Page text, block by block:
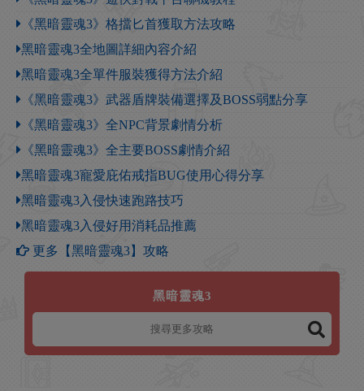
《黑暗靈魂3》格擋匕首獲取方法攻略
黑暗靈魂3全地圖詳細內容介紹
黑暗靈魂3全單件服裝獲得方法介紹
《黑暗靈魂3》武器盾牌裝備選擇及BOSS弱點分享
《黑暗靈魂3》全NPC背景劇情分析
《黑暗靈魂3》全主要BOSS劇情介紹
黑暗靈魂3寵愛庇佑戒指BUG使用心得分享
黑暗靈魂3入侵快速跑路技巧
黑暗靈魂3入侵好用消耗品推薦
更多【黑暗靈魂3】攻略
黑暗靈魂3